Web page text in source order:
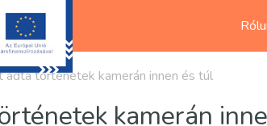
adta történetek kamerán innen és túl
kamerán